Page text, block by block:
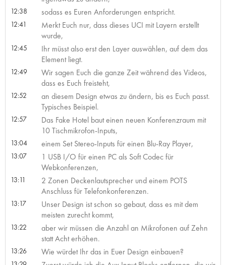
12:38 sodass es Euren Anforderungen entspricht.
12:41
Merkt Euch nur, dass dieses UCI mit Layern erstellt
wurde,
12:45
Ihr müsst also erst den Layer auswählen, auf dem das
Element liegt.
12:49
Wir sagen Euch die ganze Zeit während des Videos,
dass es Euch freisteht,
12:52
an diesem Design etwas zu ändern, bis es Euch passt.
Typisches Beispiel.
12:57
Das Fake Hotel baut einen neuen Konferenzraum mit
10 Tischmikrofon-Inputs,
13:04 einem Set Stereo-Inputs für einen Blu-Ray Player,
13:07
1 USB I/O für einen PC als Soft Codec für
Webkonferenzen,
13:11
2 Zonen Deckenlautsprecher und einem POTS
Anschluss für Telefonkonferenzen.
13:17
Unser Design ist schon so gebaut, dass es mit dem
meisten zurecht kommt,
13:22
aber wir müssen die Anzahl an Mikrofonen auf Zehn
statt Acht erhöhen.
13:26 Wie würdet Ihr das in Euer Design einbauen?